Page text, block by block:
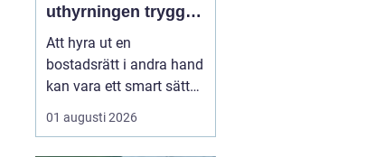
uthyrningen trygg,
laglig och lönsam
Att hyra ut en
bostadsrätt i andra hand
kan vara ett smart sätt
att täcka kostnader eller
behålla boendet under
01 augusti 2026